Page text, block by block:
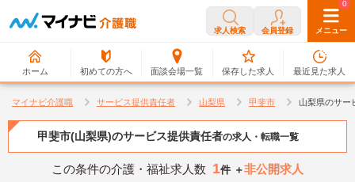
求人検索 会員登録 メニュー
ホーム 初めての方へ 面談会場一覧
0
保存した求人
0
最近見た求人
マイナビ介護職 サービス提供責任者 山梨県 甲斐市 山梨県のサー
甲斐市(山梨県)のサービス提供責任者の求人・転職一覧
この条件の介護・福祉求人数 1件 ＋非公開求人